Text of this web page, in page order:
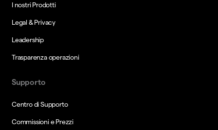
I nostri Prodotti
Legal & Privacy
Leadership
Trasparenza operazioni
Supporto
Centro di Supporto
Commissioni e Prezzi